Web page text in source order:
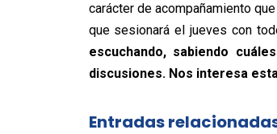
carácter de acompañamiento
que sesionará el jueves con
escuchando, sabiendo
discusiones. Nos interesa
Entradas